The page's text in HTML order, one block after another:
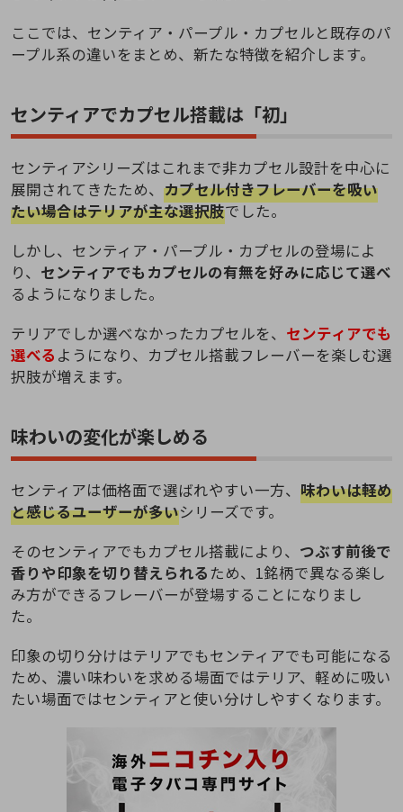
ここでは、センティア・パープル・カプセルと既存のパ
ープル系の違いをまとめ、新たな特徴を紹介します。
センティアでカプセル搭載は「初」
センティアシリーズはこれまで非カプセル設計を中心に
展開されてきたため、 カプセル付きフレーバーを吸い
たい場合はテリアが主な選択肢でした。
しかし、センティア・パープル・カプセルの登場によ
り、 センティアでもカプセルの有無を好みに応じて選べ
るようになりました。
テリアでしか選べなかったカプセルを、 センティアでも
選べる ようになり、カプセル搭載フレーバーを楽しむ選
択肢が増えます。
味わいの変化が楽しめる
センティアは価格面で選ばれやすい一方、 味わいは軽め
と感じるユーザーが多いシリーズです。
そのセンティアでもカプセル搭載により、 つぶす前後で
香りや印象を切り替えられるため、1銘柄で異なる楽し
み方ができるフレーバーが登場することになりまし
た。
印象の切り分けはテリアでもセンティアでも可能になる
ため、濃い味わいを求める場面ではテリア、軽めに吸い
たい場面ではセンティアと使い分けしやすくなります。